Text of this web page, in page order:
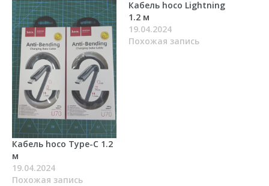
Кабель hoco Type-C 1.2
м
19.04.2024
Похожая запись
Кабель hoco Lightning
1.2 м
19.04.2024
Похожая запись